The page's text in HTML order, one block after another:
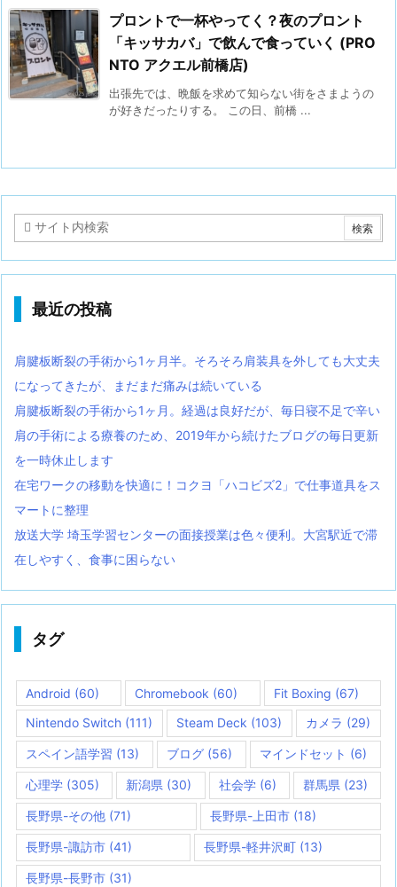
プロントで一杯やってく？夜のプロント
「キッサカバ」で飲んで食っていく (PRO
NTO アクエル前橋店)
出張先では、晩飯を求めて知らない街をさまようの
が好きだったりする。 この日、前橋 ...
最近の投稿
肩腱板断裂の手術から1ヶ月半。そろそろ肩装具を外しても大丈夫
になってきたが、まだまだ痛みは続いている
肩腱板断裂の手術から1ヶ月。経過は良好だが、毎日寝不足で辛い
肩の手術による療養のため、2019年から続けたブログの毎日更新
を一時休止します
在宅ワークの移動を快適に！コクヨ「ハコビズ2」で仕事道具をス
マートに整理
放送大学 埼玉学習センターの面接授業は色々便利。大宮駅近で滞
在しやすく、食事に困らない
タグ
Android (60) Chromebook (60) Fit Boxing (67)
Nintendo Switch (111) Steam Deck (103) カメラ (29)
スペイン語学習 (13) ブログ (56) マインドセット (6)
心理学 (305) 新潟県 (30) 社会学(6) 群馬県 (23)
長野県-その他 (71) 長野県-上田市(18)
長野県-諏訪市 (41) 長野県-軽井沢町 (13)
長野県-長野市 (31)